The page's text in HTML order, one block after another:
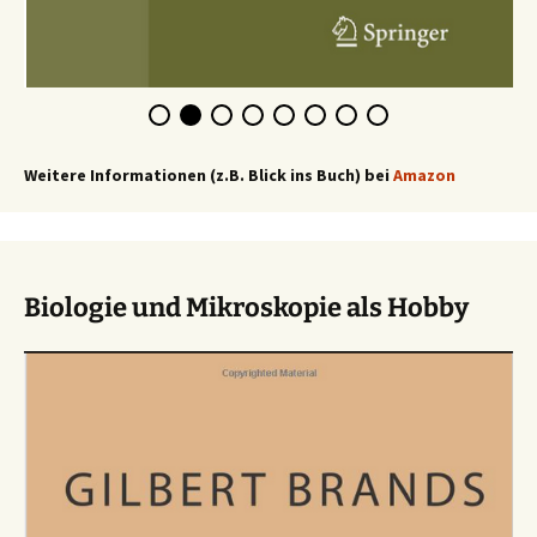
Weitere Informationen (z.B. Blick ins Buch) bei Amazon
Biologie und Mikroskopie als Hobby